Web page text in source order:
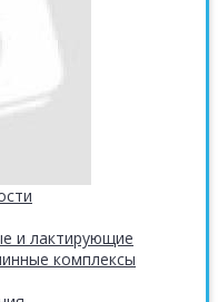
и лактирующие
комплексы